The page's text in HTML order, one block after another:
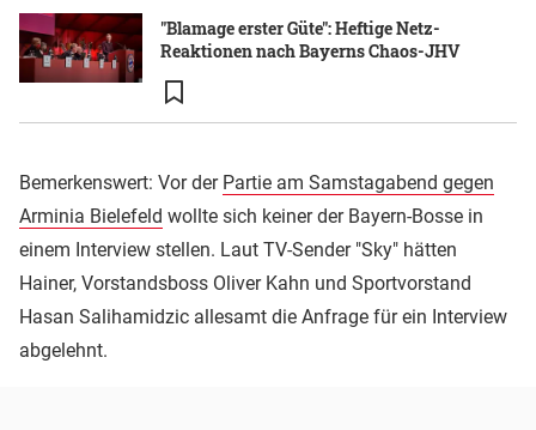
"Blamage erster Güte": Heftige Netz-
Reaktionen nach Bayerns Chaos-JHV
Bemerkenswert: Vor der Partie am Samstagabend gegen
Arminia Bielefeld wollte sich keiner der Bayern-Bosse in
einem Interview stellen. Laut TV-Sender "Sky" hätten
Hainer, Vorstandsboss Oliver Kahn und Sportvorstand
Hasan Salihamidzic allesamt die Anfrage für ein Interview
abgelehnt.